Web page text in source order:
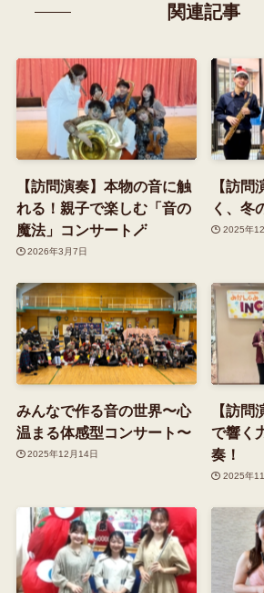
関連記事
【訪問演奏】本物の音に触
れる！親子で楽しむ「音の
魔法」コンサート🪄
2026年3月7日
【訪
く、冬
2025年
みんなで作る音の世界〜心
温まる体感型コンサート〜
2025年12月14日
【訪
で響く
奏！
2025年